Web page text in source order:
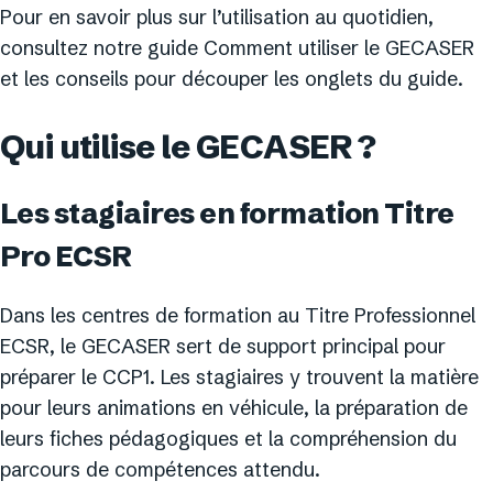
Pour en savoir plus sur l’utilisation au quotidien,
consultez notre guide Comment utiliser le GECASER
et les conseils pour découper les onglets du guide.
Qui utilise le GECASER ?
Les stagiaires en formation Titre
Pro ECSR
Dans les centres de formation au Titre Professionnel
ECSR, le GECASER sert de support principal pour
préparer le CCP1. Les stagiaires y trouvent la matière
pour leurs animations en véhicule, la préparation de
leurs fiches pédagogiques et la compréhension du
parcours de compétences attendu.